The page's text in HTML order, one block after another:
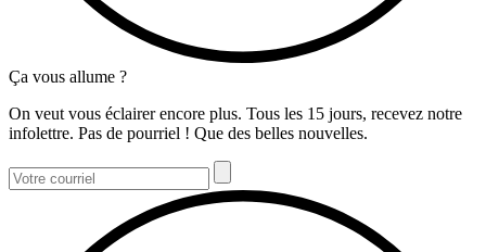
Ça vous allume ?
On veut vous éclairer encore plus. Tous les 15 jours, recevez notre
infolettre. Pas de pourriel ! Que des belles nouvelles.